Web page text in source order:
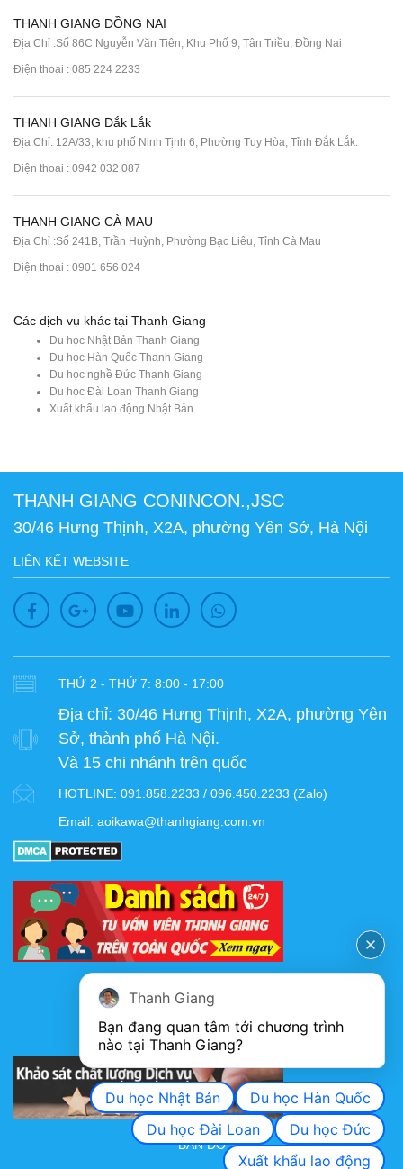
THANH GIANG ĐỒNG NAI
Địa Chỉ :Số 86C Nguyễn Văn Tiên, Khu Phố 9, Tân Triều, Đồng Nai
Điện thoại : 085 224 2233
THANH GIANG Đắk Lắk
Địa Chỉ: 12A/33, khu phố Ninh Tịnh 6, Phường Tuy Hòa, Tỉnh Đắk Lắk.
Điện thoại : 0942 032 087
THANH GIANG CÀ MAU
Địa Chỉ :Số 241B, Trần Huỳnh, Phường Bạc Liêu, Tỉnh Cà Mau
Điện thoại : 0901 656 024
Các dịch vụ khác tại Thanh Giang
Du học Nhật Bản Thanh Giang
Du học Hàn Quốc Thanh Giang
Du học nghề Đức Thanh Giang
Du học Đài Loan Thanh Giang
Xuất khẩu lao động Nhật Bản
THANH GIANG CONINCON.,JSC
30/46 Hưng Thịnh, X2A, phường Yên Sở, Hà Nội
LIÊN KẾT WEBSITE
THỨ 2 - THỨ 7: 8:00 - 17:00
Địa chỉ: 30/46 Hưng Thịnh, X2A, phường Yên
Sở, thành phố Hà Nội.
Và 15 chi nhánh trên quốc
HOTLINE: 091.858.2233 / 096.450.2233 (Zalo)
Email: aoikawa@thanhgiang.com.vn
KHẢO SÁT CHẤT LƯỢNG DỊCH VỤ
BẢN ĐỒ
Thanh Giang
Bạn đang quan tâm tới chương trình
nào tại Thanh Giang?
Du học Nhật Bản
Du học Hàn Quốc
Du học Đài Loan
Du học Đức
Xuất khẩu lao động